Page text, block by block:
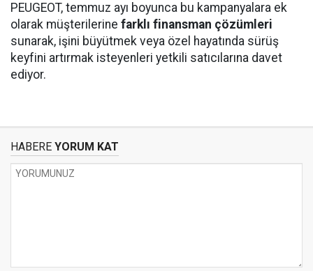
PEUGEOT, temmuz ayı boyunca bu kampanyalara ek
olarak müşterilerine farklı finansman çözümleri
sunarak, işini büyütmek veya özel hayatında sürüş
keyfini artırmak isteyenleri yetkili satıcılarına davet
ediyor.
HABERE YORUM KAT